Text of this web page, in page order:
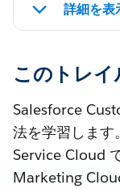
詳細を表
このトレイ
Salesforce
法を学習します
Service Cloud
Marketing